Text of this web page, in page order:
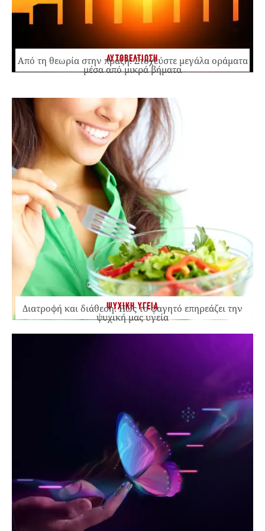
ΑΥΤΟΒΕΛΤΙΩΣΗ
Από τη θεωρία στην πράξη: Στοχεύστε μεγάλα οράματα
μέσα από μικρά βήματα
ΨΥΧΙΚΗ ΥΓΕΙΑ
Διατροφή και διάθεση: Πώς το φαγητό επηρεάζει την
ψυχική μας υγεία